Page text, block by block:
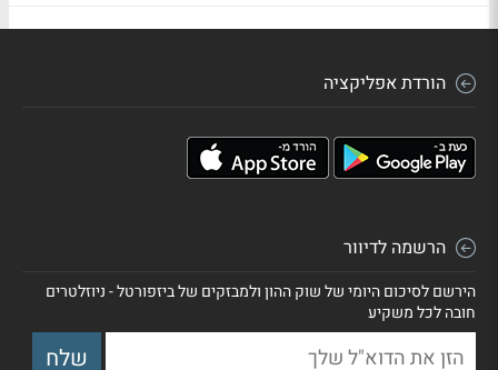
הורדת אפליקציה
הרשמה לדיוור
הירשם לסיכום היומי של שוק ההון ולמבזקים של ביזפורטל - ניוזלטרים
חובה לכל משקיע